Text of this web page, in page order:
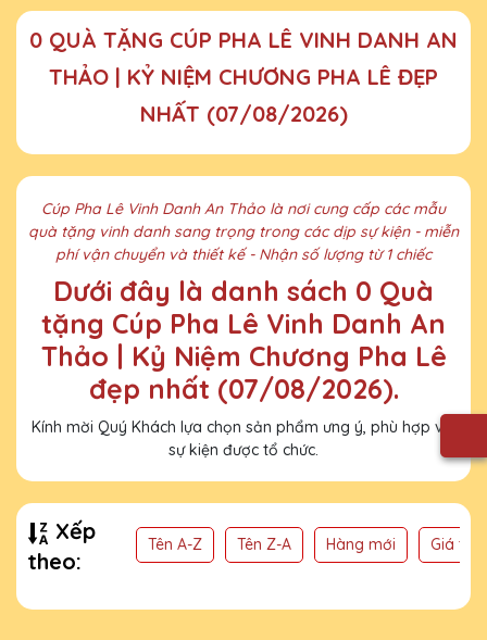
0 QUÀ TẶNG CÚP PHA LÊ VINH DANH AN
THẢO | KỶ NIỆM CHƯƠNG PHA LÊ ĐẸP
NHẤT (07/08/2026)
Cúp Pha Lê Vinh Danh An Thảo là nơi cung cấp các mẫu
quà tặng vinh danh sang trọng trong các dịp sự kiện - miễn
phí vận chuyển và thiết kế - Nhận số lượng từ 1 chiếc
Dưới đây là danh sách 0 Quà
tặng Cúp Pha Lê Vinh Danh An
Thảo | Kỷ Niệm Chương Pha Lê
đẹp nhất (07/08/2026).
Kính mời Quý Khách lựa chọn sản phẩm ưng ý, phù hợp với
sự kiện được tổ chức.
Xếp
theo:
Tên A-Z Tên Z-A Hàng mới Giá